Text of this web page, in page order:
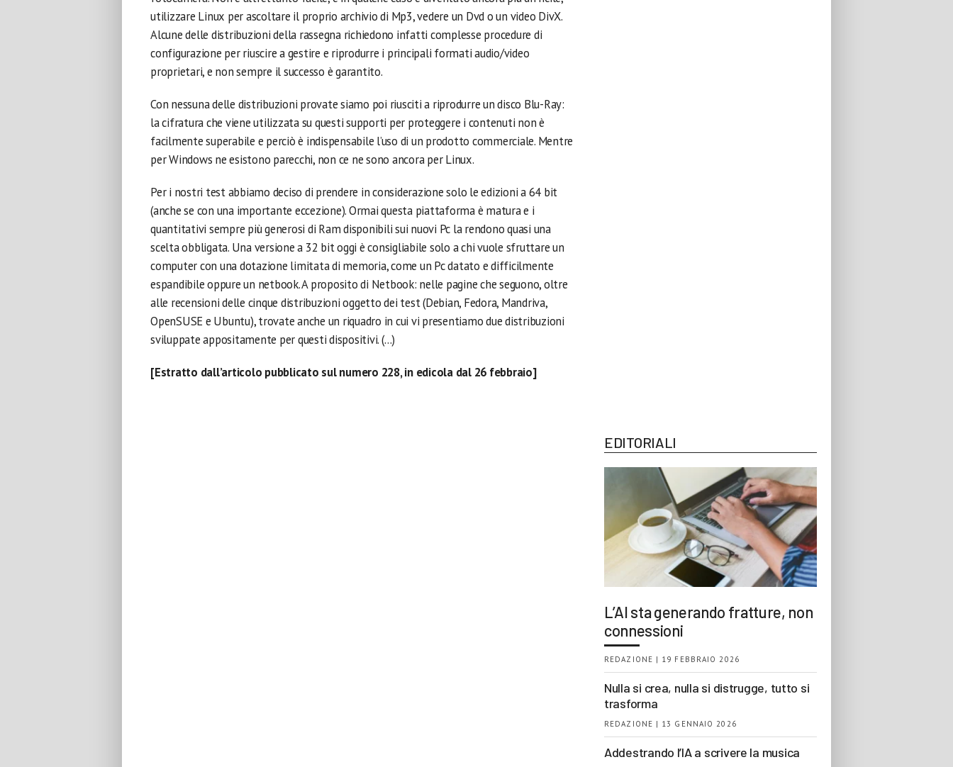
utilizzare Linux per ascoltare il proprio archivio di Mp3, vedere un Dvd o un video DivX.
Alcune delle distribuzioni della rassegna richiedono infatti complesse procedure di
configurazione per riuscire a gestire e riprodurre i principali formati audio/video
proprietari, e non sempre il successo è garantito.
Con nessuna delle distribuzioni provate siamo poi riusciti a riprodurre un disco Blu-Ray:
la cifratura che viene utilizzata su questi supporti per proteggere i contenuti non è
facilmente superabile e perciò è indispensabile l’uso di un prodotto commerciale. Mentre
per Windows ne esistono parecchi, non ce ne sono ancora per Linux.
Per i nostri test abbiamo deciso di prendere in considerazione solo le edizioni a 64 bit
(anche se con una importante eccezione). Ormai questa piattaforma è matura e i
quantitativi sempre più generosi di Ram disponibili sui nuovi Pc la rendono quasi una
scelta obbligata. Una versione a 32 bit oggi è consigliabile solo a chi vuole sfruttare un
computer con una dotazione limitata di memoria, come un Pc datato e difficilmente
espandibile oppure un netbook. A proposito di Netbook: nelle pagine che seguono, oltre
alle recensioni delle cinque distribuzioni oggetto dei test (Debian, Fedora, Mandriva,
OpenSUSE e Ubuntu), trovate anche un riquadro in cui vi presentiamo due distribuzioni
sviluppate appositamente per questi dispositivi. (…)
[Estratto dall’articolo pubblicato sul numero 228, in edicola dal 26 febbraio]
EDITORIALI
L’AI sta generando fratture, non
connessioni
REDAZIONE | 19 FEBBRAIO 2026
Nulla si crea, nulla si distrugge, tutto si
trasforma
REDAZIONE | 13 GENNAIO 2026
Addestrando l’IA a scrivere la musica